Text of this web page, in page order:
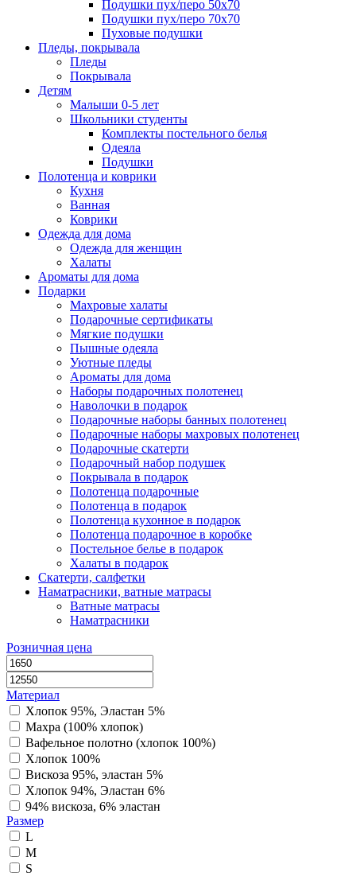
Подушки пух/перо 50x70
Подушки пух/перо 70x70
Пуховые подушки
Пледы, покрывала
Пледы
Покрывала
Детям
Малыши 0-5 лет
Школьники студенты
Комплекты постельного белья
Одеяла
Подушки
Полотенца и коврики
Кухня
Ванная
Коврики
Одежда для дома
Одежда для женщин
Халаты
Ароматы для дома
Подарки
Махровые халаты
Подарочные сертификаты
Мягкие подушки
Пышные одеяла
Уютные пледы
Ароматы для дома
Наборы подарочных полотенец
Наволочки в подарок
Подарочные наборы банных полотенец
Подарочные наборы махровых полотенец
Подарочные скатерти
Подарочный набор подушек
Покрывала в подарок
Полотенца подарочные
Полотенца в подарок
Полотенца кухонное в подарок
Полотенца подарочное в коробке
Постельное белье в подарок
Халаты в подарок
Скатерти, салфетки
Наматрасники, ватные матрасы
Ватные матрасы
Наматрасники
Розничная цена
Материал
Хлопок 95%, Эластан 5%
Махра (100% хлопок)
Вафельное полотно (хлопок 100%)
Хлопок 100%
Вискоза 95%, эластан 5%
Хлопок 94%, Эластан 6%
94% вискоза, 6% эластан
Размер
L
M
S